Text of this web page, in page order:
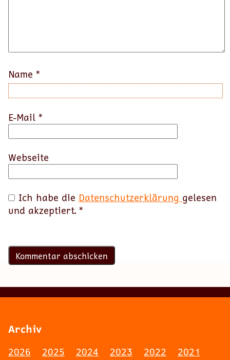
Name *
E-Mail *
Webseite
Ich habe die Datenschutzerklärung gelesen
und akzeptiert. *
Archiv
2026 2025 2024 2023 2022
2021